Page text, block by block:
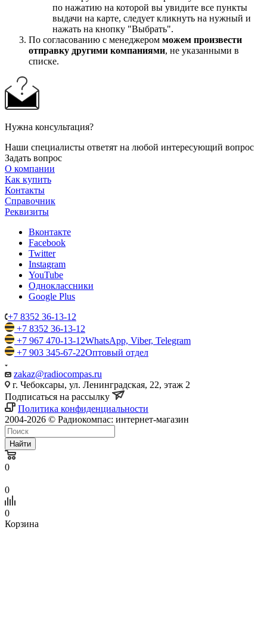
по нажатию на которой вы увидите все пункты
выдачи на карте, следует кликнуть на нужный и
нажать на кнопку "Выбрать".
По согласованию с менеджером можем произвести
отправку другими компаниями, не указанными в
списке.
Нужна консультация?
Наши специалисты ответят на любой интересующий вопрос
Задать вопрос
О компании
Как купить
Контакты
Справочник
Реквизиты
Вконтакте
Facebook
Twitter
Instagram
YouTube
Одноклассники
Google Plus
+7 8352 36-13-12
+7 8352 36-13-12
+7 967 470-13-12WhatsApp, Viber, Telegram
+7 903 345-67-22Оптовый отдел
zakaz@radiocompas.ru
г. Чебоксары, ул. Ленинградская, 22, этаж 2
Подписаться на рассылку
Политика конфиденциальности
2004-2026 © Радиокомпас: интернет-магазин
Найти
0
0
0
Корзина